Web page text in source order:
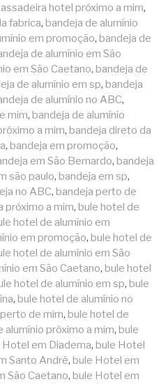
assadeira hotel próximo a mim,
fabrica, bandeja de alumínio
em promoção, bandeja de
de alumínio em São
em São Caetano, bandeja de
de alumínio em sp, bandeja
de alumínio no ABC,
mim, bandeja de alumínio
a mim, bandeja direto da
, bandeja em promoção,
em São Bernardo, bandeja
são paulo, bandeja em sp,
no ABC, bandeja perto de
próximo a mim, bule hotel de
hotel de alumínio em
em promoção, bule hotel de
hotel de alumínio em São
em São Caetano, bule hotel
hotel de alumínio em sp, bule
, bule hotel de alumínio no
de mim, bule hotel de
alumínio próximo a mim, bule
Hotel em Diadema, bule Hotel
Santo André, bule Hotel em
São Caetano, bule Hotel em